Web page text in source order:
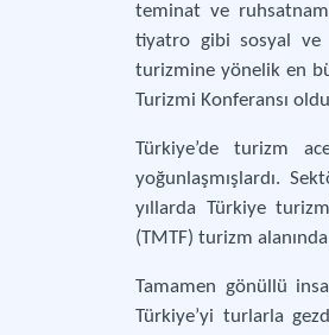
teminat ve
tiyatro gibi sosyal ve
turizmine yönelik en
Turizmi Konferansı
Türkiye’de turizm
yoğunlaşmışlardı.
yıllarda Türkiye
(TMTF) turizm
Tamamen gönüllü
Türkiye’yi turlarla